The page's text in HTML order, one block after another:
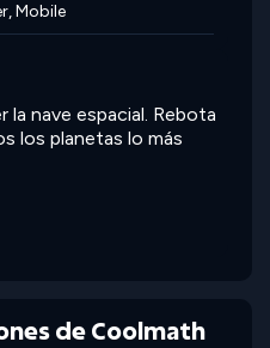
Mobile
la nave espacial. Rebota
los planetas lo más
de Coolmath